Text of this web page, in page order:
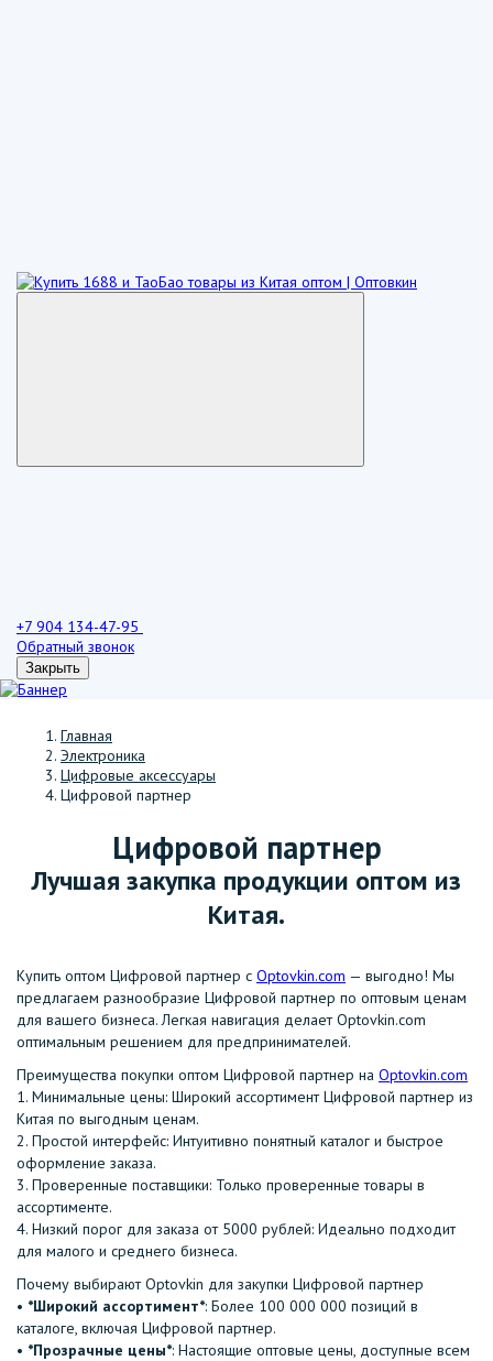
+7 904 134-47-95
Обратный звонок
Закрыть
Главная
Электроника
Цифровые аксессуары
Цифровой партнер
Цифровой партнер
Лучшая закупка продукции оптом из
Китая.
Купить оптом Цифровой партнер с Optovkin.com — выгодно! Мы
предлагаем разнообразие Цифровой партнер по оптовым ценам
для вашего бизнеса. Легкая навигация делает Optovkin.com
оптимальным решением для предпринимателей.
Преимущества покупки оптом Цифровой партнер на Optovkin.com
1.⁠ ⁠Минимальные цены: Широкий ассортимент Цифровой партнер из
Китая по выгодным ценам.
2.⁠ ⁠Простой интерфейс: Интуитивно понятный каталог и быстрое
оформление заказа.
3.⁠ ⁠Проверенные поставщики: Только проверенные товары в
ассортименте.
4.⁠ ⁠Низкий порог для заказа от 5000 рублей: Идеально подходит
для малого и среднего бизнеса.
Почему выбирают Optovkin для закупки Цифровой партнер
•⁠ ⁠ *Широкий ассортимент*: Более 100 000 000 позиций в
каталоге, включая Цифровой партнер.
•⁠ ⁠ *Прозрачные цены*: Настоящие оптовые цены, доступные всем